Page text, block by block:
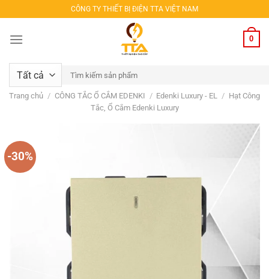
qua
nội
CÔNG TY THIẾT BỊ ĐIỆN TTA VIỆT NAM
0
Tìm
kiếm:
Trang chủ / CÔNG TẮC Ổ CẮM EDENKI / Edenki Luxury - EL / Hạt Công
Tắc, Ổ Cắm Edenki Luxury
-30%